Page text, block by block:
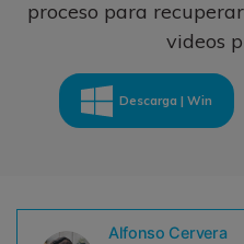
Soporte
Recoverit para
Recupera datos
Recupera datos
Recuperar Documentos
Escenarios de Pérdida
VER TODAS LAS
Historias de Clientes
Temas Destacados
Guía
DESCARGAR
proceso para
videos
Descarga | Win
Alfonso Cervera